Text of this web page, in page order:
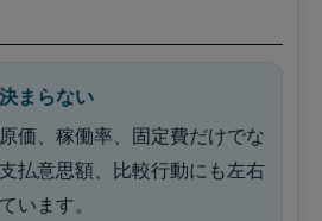
まらない
価、稼働率、固定費だけでな
払意思額、比較行動にも左右
います。